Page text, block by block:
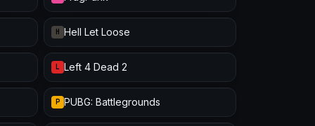
H Hell Let Loose
L Left 4 Dead 2
P PUBG: Battlegrounds